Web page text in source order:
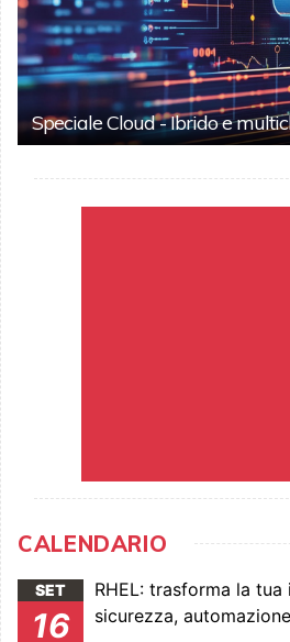
Speciale Cloud - Ibrido e
CALENDARIO
SET
16
RHEL: trasforma la
sicurezza,